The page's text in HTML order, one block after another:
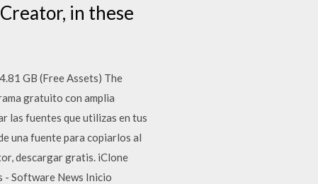
in these
GB (Free Assets) The
gratuito con amplia
las fuentes que utilizas en tus
una fuente para copiarlos al
descargar gratis. iClone
- Software News Inicio